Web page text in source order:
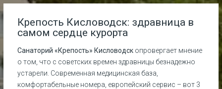
Крепость Кисловодск: здравница в
самом сердце курорта
Санаторий «Крепость» Кисловодск опровергает мнение
о том, что с советских времен здравницы безнадежно
устарели. Современная медицинская база,
комфортабельные номера, европейский сервис – вот 3